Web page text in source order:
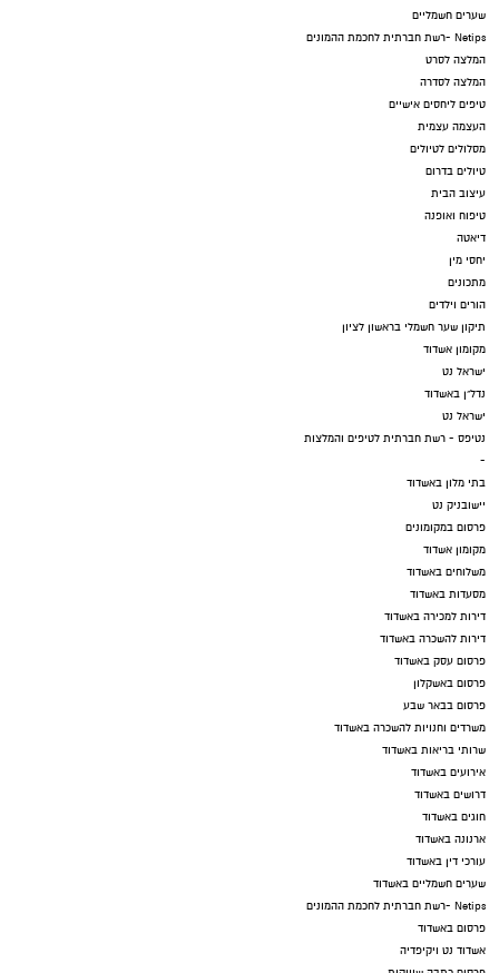
שערים חשמליים
Netips -רשת חברתית לחכמת ההמונים
המלצה לסרט
המלצה לסדרה
טיפים ליחסים אישיים
העצמה עצמית
מסלולים לטיולים
טיולים בדרום
עיצוב הבית
טיפוח ואופנה
דיאטה
יחסי מין
מתכונים
הורים וילדים
תיקון שער חשמלי בראשון לציון
מקומון אשדוד
ישראל נט
נדל"ן באשדוד
ישראל נט
נטיפס - רשת חברתית לטיפים והמלצות
-
בתי מלון באשדוד
יישובניק נט
פרסום במקומונים
מקומון אשדוד
משלוחים באשדוד
מסעדות באשדוד
דירות למכירה באשדוד
דירות להשכרה באשדוד
פרסום עסק באשדוד
פרסום באשקלון
פרסום בבאר שבע
משרדים וחנויות להשכרה באשדוד
שרותי בריאות באשדוד
אירועים באשדוד
דרושים באשדוד
חוגים באשדוד
ארנונה באשדוד
עורכי דין באשדוד
שערים חשמליים באשדוד
Netips -רשת חברתית לחכמת ההמונים
פרסום באשדוד
אשדוד נט ויקיפדיה